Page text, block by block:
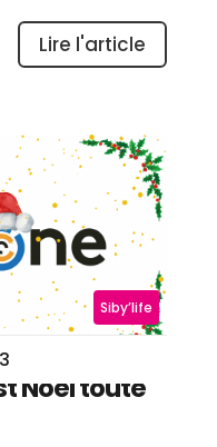
Lire l'article
Siby’life
Noel toute